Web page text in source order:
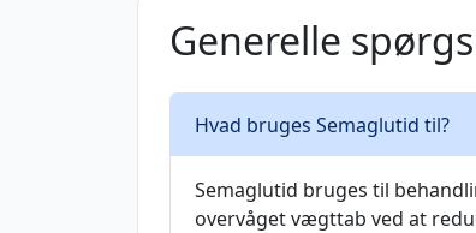
Generelle
Hvad bruges Semaglutid til?
Semaglutid bruges til
overvåget vægttab ved at